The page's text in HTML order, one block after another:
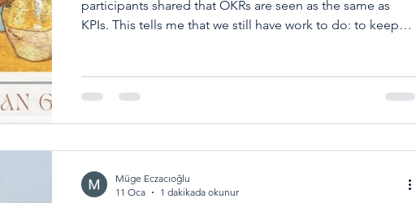
participants shared that OKRs are seen as the same as
KPIs. This tells me that we still have work to do: to keep
Müge Eczacıoğlu
11 Oca
1 dakikada okunur